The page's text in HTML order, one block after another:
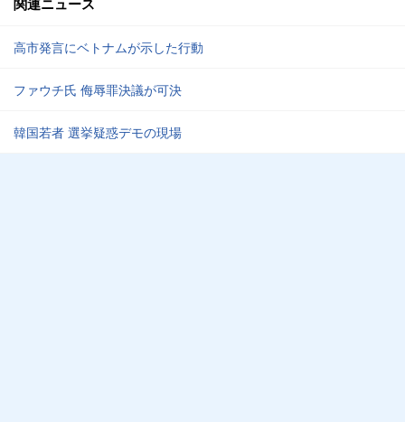
高市発言にベトナムが示した行動
ファウチ氏 侮辱罪決議が可決
韓国若者 選挙疑惑デモの現場